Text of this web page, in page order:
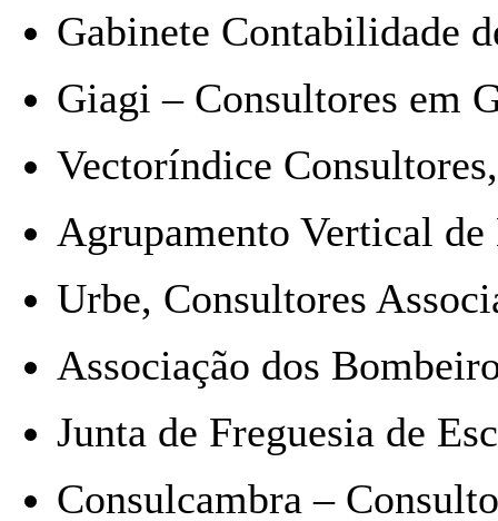
Gabinete Contabilidade
Giagi – Consultores em
Vectoríndice
Agrupamento Vertical de
Urbe, Consultores
Associação dos
Junta de Freguesia de
Consulcambra –